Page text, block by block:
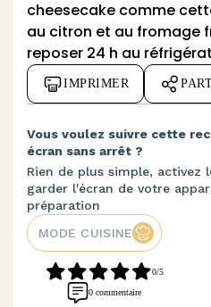
cheesecake comme
au citron et au fromage
reposer 24 h au
IMPRIMER
Vous voulez suivre cette
écran sans arrêt ?
Rien de plus simple, activez
garder l'écran de votre
préparation
MODE CUISINE
0/5
0 commentaire